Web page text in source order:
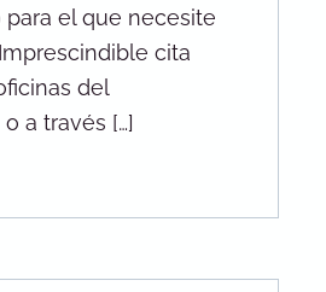
el que necesite
cita
del
a través […]